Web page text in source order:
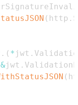
( http .
. ( * jwt .
&jwt .
(